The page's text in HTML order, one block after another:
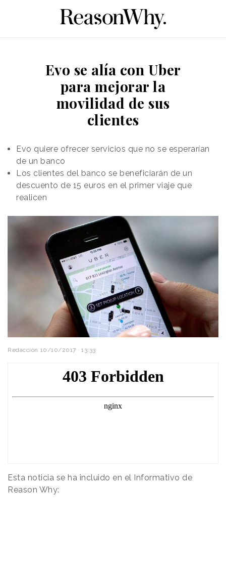
Evo se alía con Uber
para mejorar la
movilidad de sus
clientes
Evo quiere ofrecer servicios que no se esperarían
de un banco
Los clientes del banco se beneficiarán de un
descuento de 15 euros en el primer viaje que
realicen
Redacción 10/10/2017 · 13:33
Esta noticia se ha incluido en el Informativo de
Reason Why: